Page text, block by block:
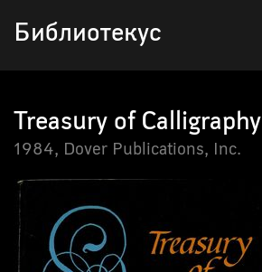
Библиотекус
Treasury of Calligraphy
1984, Dover Publications, Inc.